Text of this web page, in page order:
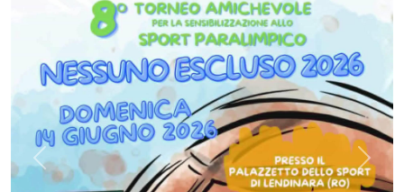
Previous Next